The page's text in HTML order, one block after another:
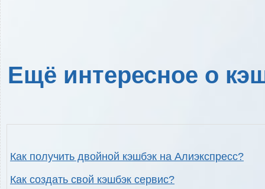
Ещё интересное о
Как получить двойной кэшбэк на Алиэкспресс?
Как создать свой кэшбэк сервис?